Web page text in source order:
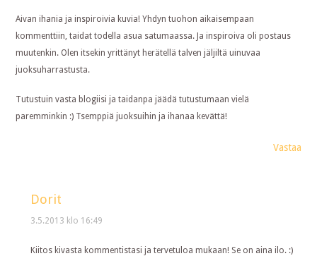
Aivan ihania ja inspiroivia kuvia! Yhdyn tuohon aikaisempaan
kommenttiin, taidat todella asua satumaassa. Ja inspiroiva oli postaus
muutenkin. Olen itsekin yrittänyt herätellä talven jäljiltä uinuvaa
juoksuharrastusta.
Tutustuin vasta blogiisi ja taidanpa jäädä tutustumaan vielä
paremminkin :) Tsemppiä juoksuihin ja ihanaa kevättä!
Vastaa
Dorit
3.5.2013 klo 16:49
Kiitos kivasta kommentistasi ja tervetuloa mukaan! Se on aina ilo. :)